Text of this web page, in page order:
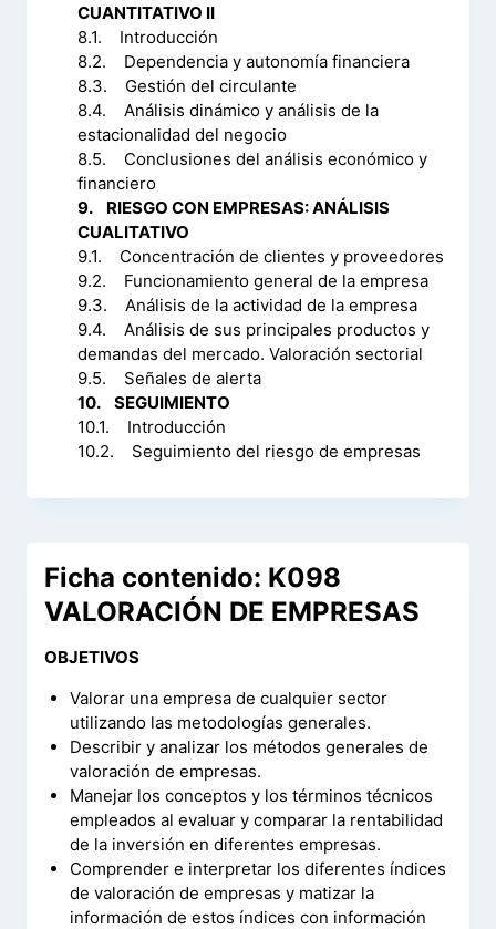
CUANTITATIVO II
8.1. Introducción
8.2. Dependencia y autonomía financiera
8.3. Gestión del circulante
8.4. Análisis dinámico y análisis de la
estacionalidad del negocio
8.5. Conclusiones del análisis económico y
financiero
9. RIESGO CON EMPRESAS: ANÁLISIS
CUALITATIVO
9.1. Concentración de clientes y proveedores
9.2. Funcionamiento general de la empresa
9.3. Análisis de la actividad de la empresa
9.4. Análisis de sus principales productos y
demandas del mercado. Valoración sectorial
9.5. Señales de alerta
10. SEGUIMIENTO
10.1. Introducción
10.2. Seguimiento del riesgo de empresas
Ficha contenido: K098
VALORACIÓN DE EMPRESAS
OBJETIVOS
Valorar una empresa de cualquier sector
utilizando las metodologías generales.
Describir y analizar los métodos generales de
valoración de empresas.
Manejar los conceptos y los términos técnicos
empleados al evaluar y comparar la rentabilidad
de la inversión en diferentes empresas.
Comprender e interpretar los diferentes índices
de valoración de empresas y matizar la
información de estos índices con información